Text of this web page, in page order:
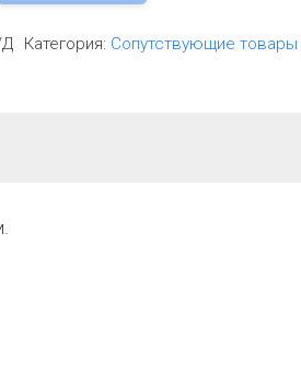
Категория: Сопутствующие товары